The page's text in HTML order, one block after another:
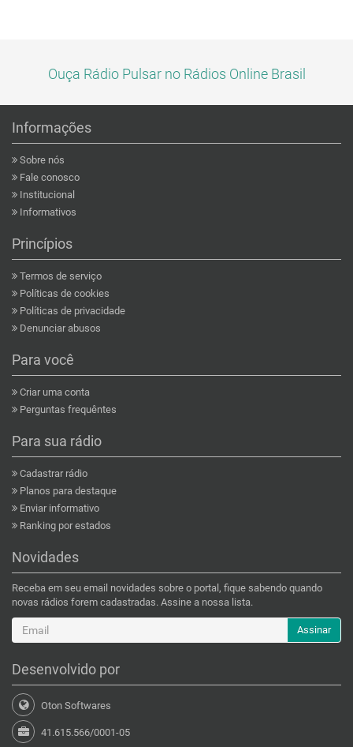
Ouça Rádio Pulsar no Rádios Online Brasil
Informações
Sobre nós
Fale conosco
Institucional
Informativos
Princípios
Termos de serviço
Políticas de cookies
Políticas de privacidade
Denunciar abusos
Para você
Criar uma conta
Perguntas frequêntes
Para sua rádio
Cadastrar rádio
Planos para destaque
Enviar informativo
Ranking por estados
Novidades
Receba em seu email novidades sobre o portal, fique sabendo quando
novas rádios forem cadastradas. Assine a nossa lista.
Assinar
Desenvolvido por
Oton Softwares
41.615.566/0001-05